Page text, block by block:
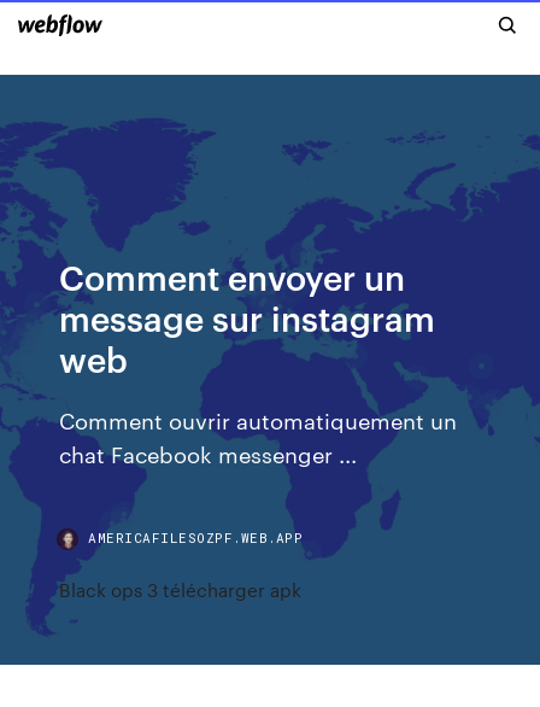
Comment envoyer un
message sur instagram
web
Comment ouvrir automatiquement un
chat Facebook messenger ...
AMERICAFILESOZPF.WEB.APP
Black ops 3 télécharger apk